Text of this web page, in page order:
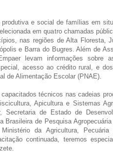
produtiva e social de famílias em
em quatro chamadas
nas regiões de Alta Floresta,
e Barra do Bugres. Além de
levam informações sobre
acesso ao crédito rural, e
de Alimentação Escolar (PNAE).
técnicos nas cadeias
Apicultura e Sistemas
Secretaria de Estado de
Brasileira de Pesquisa
da Agricultura,
continuada, teremos